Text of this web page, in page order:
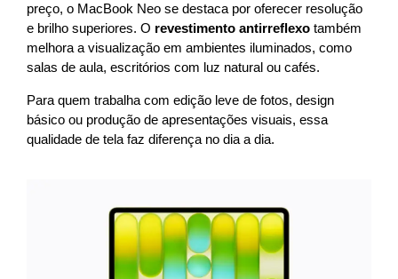
preço, o MacBook Neo se destaca por oferecer resolução
e brilho superiores. O revestimento antirreflexo também
melhora a visualização em ambientes iluminados, como
salas de aula, escritórios com luz natural ou cafés.
Para quem trabalha com edição leve de fotos, design
básico ou produção de apresentações visuais, essa
qualidade de tela faz diferença no dia a dia.